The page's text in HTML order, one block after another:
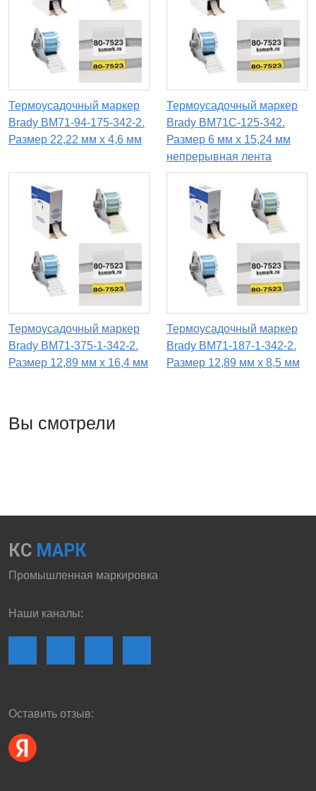
Термоусадочный маркер
Brady BM71-94-175-342-2.
Размер 22,22 мм х 4,6 мм
Термоусадочный маркер
Brady BM71C-125-342.
Размер 6 мм х 15,24 мм
непрерывная лента
Термоусадочный маркер
Brady BM71-375-1-342-2.
Размер 12,89 мм х 16,4 мм
Термоусадочный маркер
Brady BM71-187-1-342-2.
Размер 12,89 мм х 8,5 мм
Вы смотрели
КС МАРК
Промышленная маркировка
Наши каналы:
Оставить отзыв: